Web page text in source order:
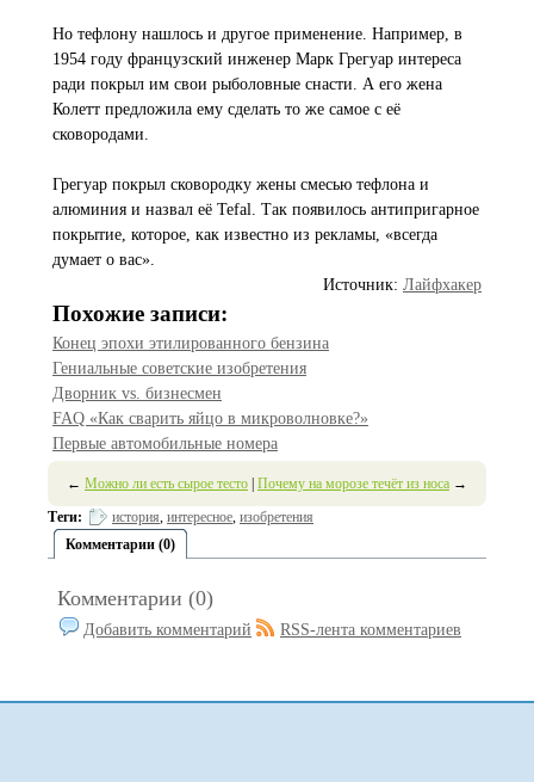
Но тефлону нашлось и другое применение. Например, в
1954 году французский инженер Марк Грегуар интереса
ради покрыл им свои рыболовные снасти. А его жена
Колетт предложила ему сделать то же самое с её
сковородами.
Грегуар покрыл сковородку жены смесью тефлона и
алюминия и назвал её Tefal. Так появилось антипригарное
покрытие, которое, как известно из рекламы, «всегда
думает о вас».
Источник: Лайфхакер
Похожие записи:
Конец эпохи этилированного бензина
Гениальные советские изобретения
Дворник vs. бизнесмен
FAQ «Как сварить яйцо в микроволновке?»
Первые автомобильные номера
← Можно ли есть сырое тесто Почему на морозе течёт из носа →
Теги:
история, интересное, изобретения
Комментарии (0)
Комментарии (0)
Добавить комментарий RSS-лента комментариев